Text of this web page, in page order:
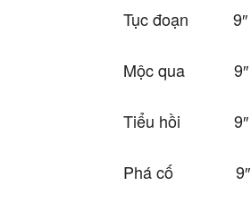
Tục đoạn 9″
Mộc qua 9″
Tiểu hồi 9″
Phá cố 9″